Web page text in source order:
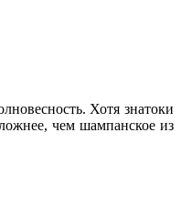
Хотя знатоки
чем шампанское из